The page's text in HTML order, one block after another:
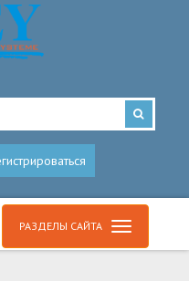
РАЗДЕЛЫ САЙТА